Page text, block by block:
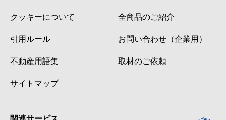
クッキーについて
引用ルール
不動産用語集
サイトマップ
全商品のご紹介
お問い合わせ（企業用）
取材のご依頼